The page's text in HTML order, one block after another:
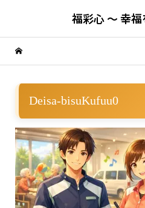
福彩心 ～ 幸
Deisa-bisuKufuu0